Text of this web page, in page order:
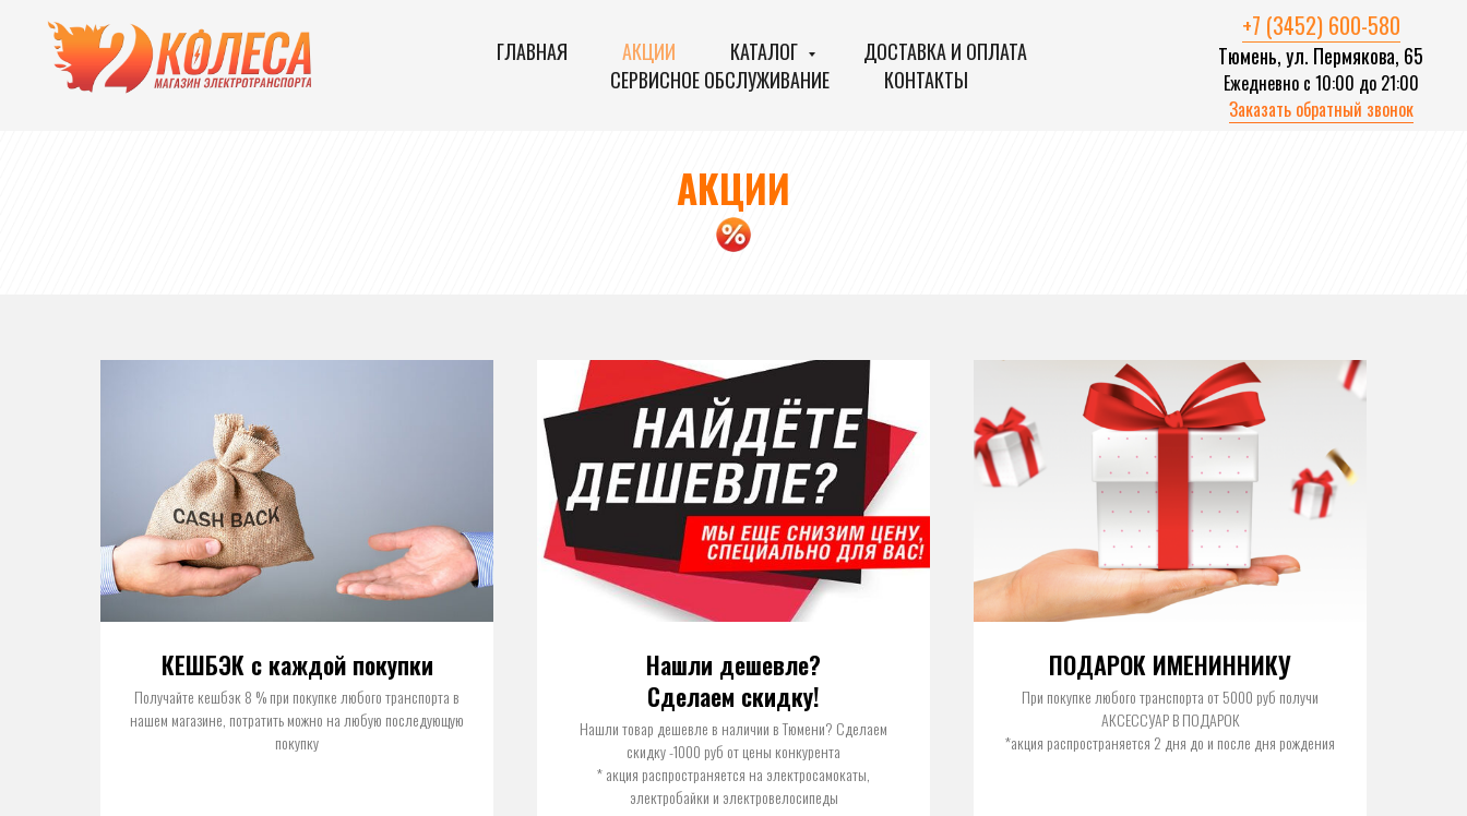
ГЛАВНАЯ АКЦИИ КАТАЛОГ
ДОСТАВКА И ОПЛАТА
СЕРВИСНОЕ ОБСЛУЖИВАНИЕ
КОНТАКТЫ
+7 (3452) 600-580
Тюмень, ул. Пермякова, 65
Ежедневно с 10:00 до 21:00
Заказать обратный звонок
АКЦИИ
КЕШБЭК с каждой покупки
Получайте кешбэк 8 % при покупке любого транспорта в
нашем магазине, потратить можно на любую последующую
покупку
Нашли дешевле?
Сделаем скидку!
Нашли товар дешевле в наличии в Тюмени? Сделаем
скидку -1000 руб от цены конкурента
* акция распространяется на электросамокаты,
электробайки и электровелосипеды
ПОДАРОК ИМЕНИННИКУ
При покупке любого транспорта от 5000 руб получи
АКСЕССУАР В ПОДАРОК
*акция распространяется 2 дня до и после дня рождения